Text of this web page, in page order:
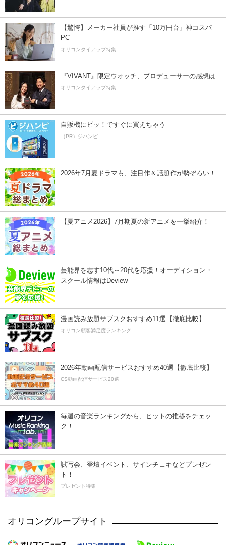
【驚愕】メーカー社員が推す「10万円台」神コスパ
PC
オリコンタイアップ特集
『VIVANT』限定ウオッチ、プロデューサーの感想は
オリコンタイアップ特集
自販機にピッ！ですぐに買えちゃう
（PR）ジハンピ
2026年7月夏ドラマも、注目作＆話題作が勢ぞろい！
【夏アニメ2026】7月期夏の新アニメを一挙紹介！
芸能界を志す10代～20代を応援！オーディション・
スクール情報はDeview
漫画読み放題サブスクおすすめ11選【徹底比較】
オリコン顧客満足度ランキング
2026年動画配信サービスおすすめ40選【徹底比較】
CS動画配信サービス20選
毎週の音楽ランキングから、ヒットの推移をチェッ
ク！
試写会、登壇イベント、サインチェキなどプレゼン
ト！
プレゼント特集
オリコングループサイト